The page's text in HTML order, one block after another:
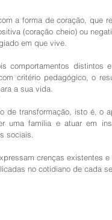
a forma de coração, que
(coração cheio) ou
em que vive.
comportamentos distintos
critério pedagógico, o
a sua vida.
de transformação, isto é, o
família e atuar em
sociais.
crenças existentes
no cotidiano de cada